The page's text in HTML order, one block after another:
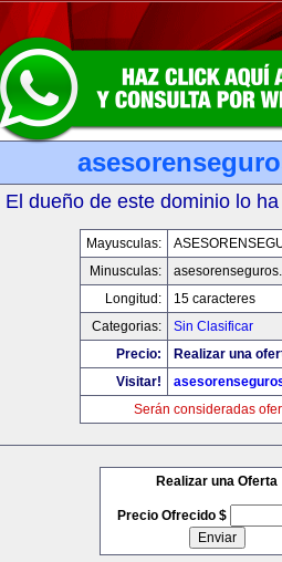
El dueño de este dominio lo
Mayusculas:
Minusculas:
Longitud:
15 caracteres
Categorias:
Sin Clasificar
Precio:
Realizar una
Visitar!
Serán consideradas
Realizar una Oferta
Precio Ofrecido $